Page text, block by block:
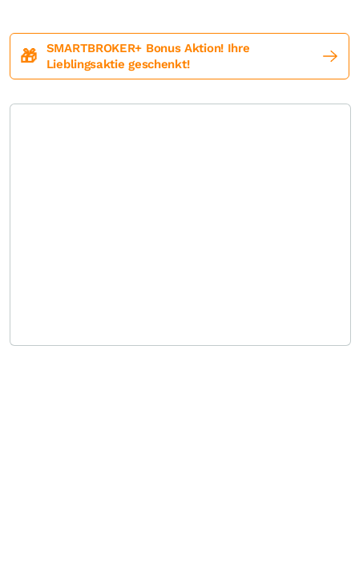
🎁
SMARTBROKER+ Bonus Aktion! Ihre
Lieblingsaktie geschenkt!